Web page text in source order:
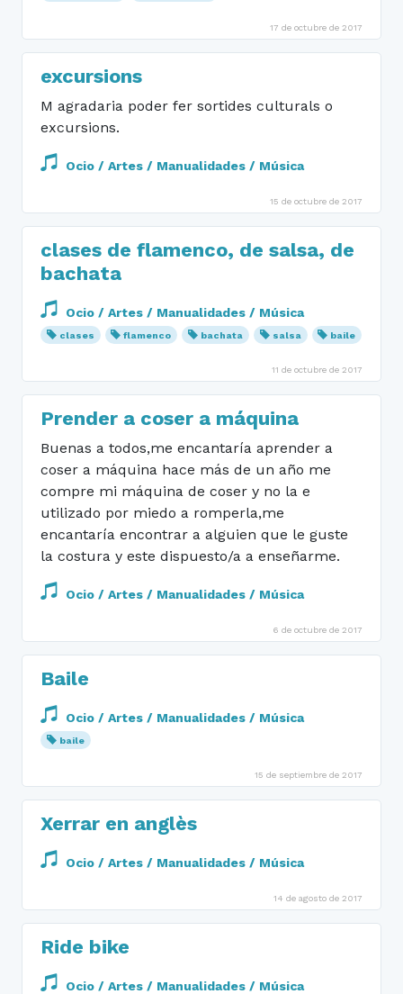
17 de octubre de 2017
excursions
M agradaria poder fer sortides culturals o
excursions.
Ocio / Artes / Manualidades / Música
15 de octubre de 2017
clases de flamenco, de salsa, de
bachata
Ocio / Artes / Manualidades / Música
clases flamenco bachata salsa baile
11 de octubre de 2017
Prender a coser a máquina
Buenas a todos,me encantaría aprender a
coser a máquina hace más de un año me
compre mi máquina de coser y no la e
utilizado por miedo a romperla,me
encantaría encontrar a alguien que le guste
la costura y este dispuesto/a a enseñarme.
Ocio / Artes / Manualidades / Música
6 de octubre de 2017
Baile
Ocio / Artes / Manualidades / Música
baile
15 de septiembre de 2017
Xerrar en anglès
Ocio / Artes / Manualidades / Música
14 de agosto de 2017
Ride bike
Ocio / Artes / Manualidades / Música